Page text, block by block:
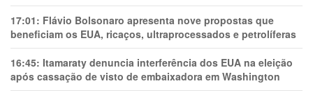
17:01: Flávio Bolsonaro apresenta nove propostas que
beneficiam os EUA, ricaços, ultraprocessados e petrolíferas
16:45: Itamaraty denuncia interferência dos EUA na eleição
após cassação de visto de embaixadora em Washington